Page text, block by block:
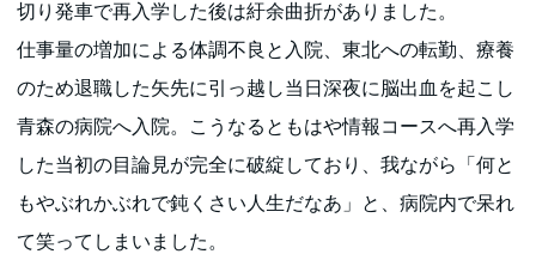
切り発車で再入学した後は紆余曲折がありました。
仕事量の増加による体調不良と入院、東北への転勤、療養
のため退職した矢先に引っ越し当日深夜に脳出血を起こし
青森の病院へ入院。こうなるともはや情報コースへ再入学
した当初の目論見が完全に破綻しており、我ながら「何と
もやぶれかぶれで鈍くさい人生だなあ」と、病院内で呆れ
て笑ってしまいました。